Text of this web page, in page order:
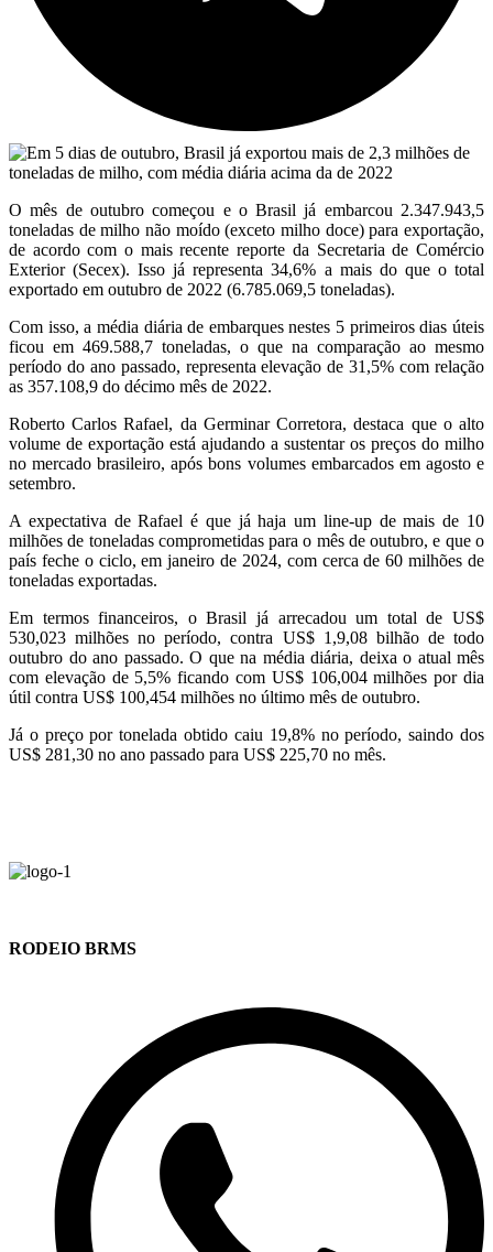
O mês de outubro começou e o Brasil já embarcou 2.347.943,5
toneladas de milho não moído (exceto milho doce) para exportação,
de acordo com o mais recente reporte da Secretaria de Comércio
Exterior (Secex). Isso já representa 34,6% a mais do que o total
exportado em outubro de 2022 (6.785.069,5 toneladas).
Com isso, a média diária de embarques nestes 5 primeiros dias úteis
ficou em 469.588,7 toneladas, o que na comparação ao mesmo
período do ano passado, representa elevação de 31,5% com relação
as 357.108,9 do décimo mês de 2022.
Roberto Carlos Rafael, da Germinar Corretora, destaca que o alto
volume de exportação está ajudando a sustentar os preços do milho
no mercado brasileiro, após bons volumes embarcados em agosto e
setembro.
A expectativa de Rafael é que já haja um line-up de mais de 10
milhões de toneladas comprometidas para o mês de outubro, e que o
país feche o ciclo, em janeiro de 2024, com cerca de 60 milhões de
toneladas exportadas.
Em termos financeiros, o Brasil já arrecadou um total de US$
530,023 milhões no período, contra US$ 1,9,08 bilhão de todo
outubro do ano passado. O que na média diária, deixa o atual mês
com elevação de 5,5% ficando com US$ 106,004 milhões por dia
útil contra US$ 100,454 milhões no último mês de outubro.
Já o preço por tonelada obtido caiu 19,8% no período, saindo dos
US$ 281,30 no ano passado para US$ 225,70 no mês.
RODEIO BRMS